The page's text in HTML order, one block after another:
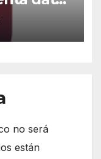
toda
no será
están